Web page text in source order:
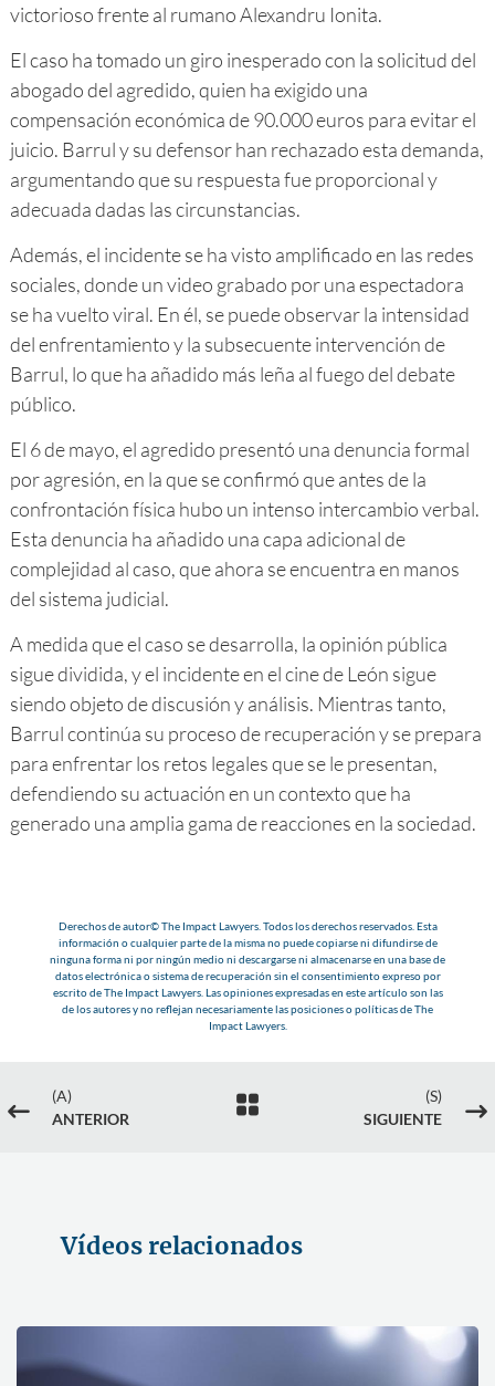
victorioso frente al rumano Alexandru Ionita.
El caso ha tomado un giro inesperado con la solicitud del
abogado del agredido, quien ha exigido una
compensación económica de 90.000 euros para evitar el
juicio. Barrul y su defensor han rechazado esta demanda,
argumentando que su respuesta fue proporcional y
adecuada dadas las circunstancias.
Además, el incidente se ha visto amplificado en las redes
sociales, donde un video grabado por una espectadora
se ha vuelto viral. En él, se puede observar la intensidad
del enfrentamiento y la subsecuente intervención de
Barrul, lo que ha añadido más leña al fuego del debate
público.
El 6 de mayo, el agredido presentó una denuncia formal
por agresión, en la que se confirmó que antes de la
confrontación física hubo un intenso intercambio verbal.
Esta denuncia ha añadido una capa adicional de
complejidad al caso, que ahora se encuentra en manos
del sistema judicial.
A medida que el caso se desarrolla, la opinión pública
sigue dividida, y el incidente en el cine de León sigue
siendo objeto de discusión y análisis. Mientras tanto,
Barrul continúa su proceso de recuperación y se prepara
para enfrentar los retos legales que se le presentan,
defendiendo su actuación en un contexto que ha
generado una amplia gama de reacciones en la sociedad.
Derechos de autor© The Impact Lawyers. Todos los derechos reservados. Esta
información o cualquier parte de la misma no puede copiarse ni difundirse de
ninguna forma ni por ningún medio ni descargarse ni almacenarse en una base de
datos electrónica o sistema de recuperación sin el consentimiento expreso por
escrito de The Impact Lawyers. Las opiniones expresadas en este artículo son las
de los autores y no reflejan necesariamente las posiciones o políticas de The
Impact Lawyers.
#
(A)
ANTERIOR

(S)
SIGUIENTE
$
Vídeos relacionados